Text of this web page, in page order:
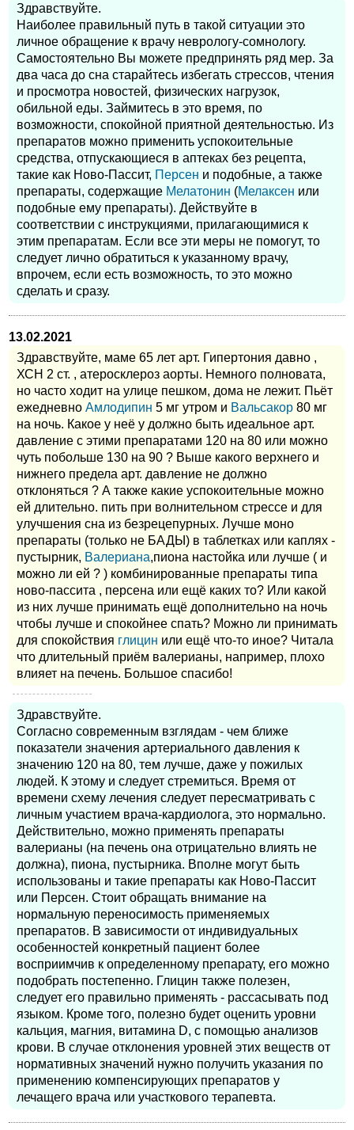
Здравствуйте.
Наиболее правильный путь в такой ситуации это
личное обращение к врачу неврологу-сомнологу.
Самостоятельно Вы можете предпринять ряд мер. За
два часа до сна старайтесь избегать стрессов, чтения
и просмотра новостей, физических нагрузок,
обильной еды. Займитесь в это время, по
возможности, спокойной приятной деятельностью. Из
препаратов можно применить успокоительные
средства, отпускающиеся в аптеках без рецепта,
такие как Ново-Пассит, Персен и подобные, а также
препараты, содержащие Мелатонин (Мелаксен или
подобные ему препараты). Действуйте в
соответствии с инструкциями, прилагающимися к
этим препаратам. Если все эти меры не помогут, то
следует лично обратиться к указанному врачу,
впрочем, если есть возможность, то это можно
сделать и сразу.
13.02.2021
Здравствуйте, маме 65 лет арт. Гипертония давно ,
ХСН 2 ст. , атеросклероз аорты. Немного полновата,
но часто ходит на улице пешком, дома не лежит. Пьёт
ежедневно Амлодипин 5 мг утром и Вальсакор 80 мг
на ночь. Какое у неё у должно быть идеальное арт.
давление с этими препаратами 120 на 80 или можно
чуть побольше 130 на 90 ? Выше какого верхнего и
нижнего предела арт. давление не должно
отклоняться ? А также какие успокоительные можно
ей длительно. пить при волнительном стрессе и для
улучшения сна из безрецепурных. Лучше моно
препараты (только не БАДЫ) в таблетках или каплях -
пустырник, Валериана,пиона настойка или лучше ( и
можно ли ей ? ) комбинированные препараты типа
ново-пассита , персена или ещё каких то? Или какой
из них лучше принимать ещё дополнительно на ночь
чтобы лучше и спокойнее спать? Можно ли принимать
для спокойствия глицин или ещё что-то иное? Читала
что длительный приём валерианы, например, плохо
влияет на печень. Большое спасибо!
Здравствуйте.
Согласно современным взглядам - чем ближе
показатели значения артериального давления к
значению 120 на 80, тем лучше, даже у пожилых
людей. К этому и следует стремиться. Время от
времени схему лечения следует пересматривать с
личным участием врача-кардиолога, это нормально.
Действительно, можно применять препараты
валерианы (на печень она отрицательно влиять не
должна), пиона, пустырника. Вполне могут быть
использованы и такие препараты как Ново-Пассит
или Персен. Стоит обращать внимание на
нормальную переносимость применяемых
препаратов. В зависимости от индивидуальных
особенностей конкретный пациент более
восприимчив к определенному препарату, его можно
подобрать постепенно. Глицин также полезен,
следует его правильно применять - рассасывать под
языком. Кроме того, полезно будет оценить уровни
кальция, магния, витамина D, с помощью анализов
крови. В случае отклонения уровней этих веществ от
нормативных значений нужно получить указания по
применению компенсирующих препаратов у
лечащего врача или участкового терапевта.